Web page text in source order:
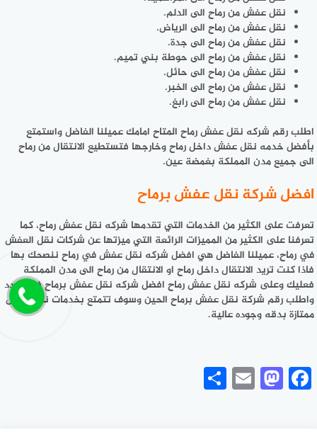
نقل عفش من رماح الى الدلم.
نقل عفش من رماح الى الرياض.
نقل عفش من رماح الى جدة.
نقل عفش من رماح الى حوطة بني تميم.
نقل عفش من رماح الى حائل.
نقل عفش من رماح الى الخبر.
نقل عفش من رماح الى رابغ.
اطلب رقم شركه نقل عفش رماح المتاح امامك عميلنا الفاضل واستمتع
بأفضل خدمه نقل عفش داخل رماح وخارجها فتستطيع الانتقال من رماح
الى جميع مدن المملكة بغمضة عين.
افضل شركة نقل عفش برماح
تعرفت على الكثير من الخدمات التي تقدمها شركه نقل عفش رماح، كما
تعرفنا على الكثير من المميزات الرائعة التي ميزتها عن شركات نقل العفش
في رماح، عميلنا الفاضل هي افضل شركه نقل عفش في رماح ننصحك بها
فاذا كنت تريد الانتقال داخل رماح او الانتقال من رماح الى مدن المملكة
فعليك وعلى شركه نقل عفش رماح افضل شركه نقل عفش برماح فلا تتردد
واطلب رقم شركة نقل عفش برماح الحين وسوف تتمتع بخدمات نقل عفش
ممتازة بدقه وجوده عالية.
Facebook
Mastodon
Email